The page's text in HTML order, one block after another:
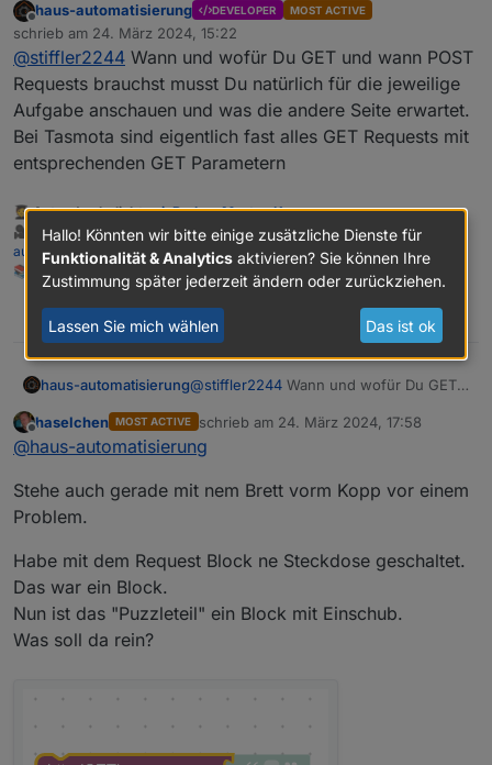
jetzt suche ich schon ein paar Tage rum und finde
nichts.
Ich habe eine PV-Anlage mit Speicher - alles selbst
gebaut natürlich. Ein ESP32 mit Tasmota drauf,
steuert mir mittels PWM die Ladeleistung sodass
am Stromzähler eben nichts ins Netz geht. Mit den
Sonoff Adapter (für die Tasmota Geräte) kann
allerdings der PWM Wert nicht direkt geändert
Baustein ersetzten, wird das Speichern-Symbol
nicht mehr angezeigt. Ist das überhaupt der
richtige Baustein für diese Aufgabe? Mit dem Http
(get) Baustein funktionierts zumindest mal-wenn
auch die Timeout Fehler manchmal kommen.
Kurz gesagt: schiebe ich den http (post) Baustein
Hat noch wer diese Probleme?
Iobroker läuft auf Ubuntu 22.04, Neuinstallation im
Jänner 2024 auf Proxmox 8.1.3
Node.js: v18.19.0(18.19.1)
NPM: 10.2.3(10.2.4)
Offline
haus-automatisierung DEVELOPER MOST ACTIVE
schrieb am 24. März 2024, 15:22
zuletzt editiert von
@stiffler2244 Wann und wofür Du GET und wann POST
Requests brauchst musst Du natürlich für die jeweilige
Aufgabe anschauen und was die andere Seite erwartet.
Bei Tasmota sind eigentlich fast alles GET Requests mit
entsprechenden GET Parametern
🧑‍🎓 Autor des beliebtenioBroker-Master-Kurses
🎥 Tutorials rund um das Thema DIY-Smart-Home:https://haus-
automatisierung.com/
📚 Meine
haus-automatisierung@stiffler2244 Wann und wofür Du GET
musst Du natürlich für die jeweilige
Aufgabe anschauen und was die andere
eigentlich fast alles GET Requests mit
Offline
haselchen MOST ACTIVE schrieb am 24. März 2024, 17:58
zuletzt editiert von
@haus-automatisierung
Stehe auch gerade mit nem Brett vorm Kopp vor einem
Problem.
Habe mit dem Request Block ne Steckdose geschaltet.
Das war ein Block.
Nun ist das "Puzzleteil" ein Block mit Einschub.
Was soll da rein?
Hallo! Könnten wir bitte einige zusätzliche Dienste für
Funktionalität & Analytics aktivieren? Sie können Ihre
Zustimmung später jederzeit ändern oder zurückziehen.
Lassen Sie mich wählen Das ist ok